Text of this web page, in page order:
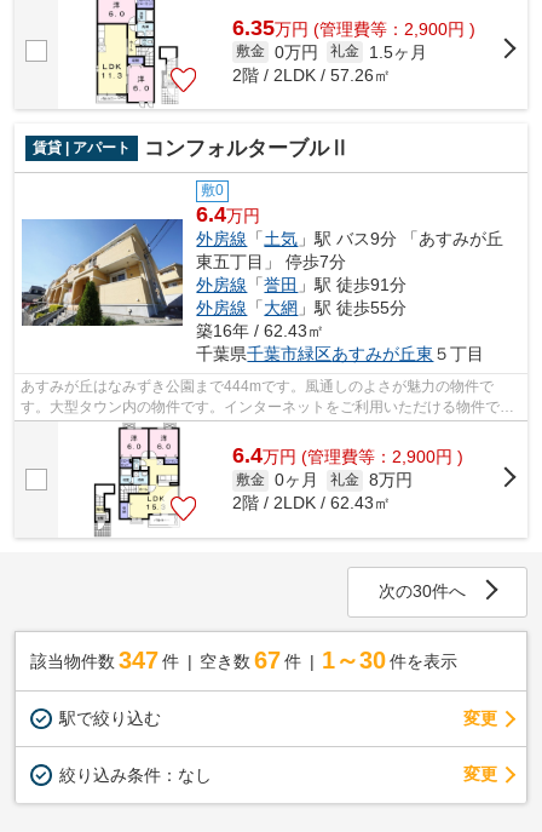
6.35万円 (管理費等：2,900円 )
敷金 0万円 礼金
1.5ヶ月
2階 / 2LDK / 57.26㎡
賃貸 | アパート コンフォルターブルⅡ
敷0
6.4万円
外房線 「土気 」駅 バス9分 「あすみが丘
東五丁目」 停歩7分
外房線 「誉田 」駅 徒歩91分
外房線 「大網 」駅 徒歩55分
築16年 / 62.43㎡
千葉県千葉市緑区あすみが丘東 ５丁目
あすみが丘はなみずき公園まで444mです。風通しのよさが魅力の物件で
す。大型タウン内の物件です。インターネットをご利用いただける物件で
す。あなたの希望に合う不動産情報を、経験...
6.4万円 (管理費等：2,900円 )
敷金 0ヶ月 礼金 8万円
2階 / 2LDK / 62.43㎡
次の30件へ
該当物件数 347件 空き数 67 件 1～30 件を表示
駅で絞り込む 変更
絞り込み条件： なし 変更